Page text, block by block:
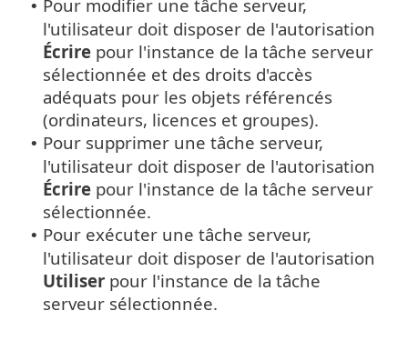
• Pour modifier une tâche serveur,
l'utilisateur doit disposer de l'autorisation
Écrire pour l'instance de la tâche serveur
sélectionnée et des droits d'accès
adéquats pour les objets référencés
(ordinateurs, licences et groupes).
• Pour supprimer une tâche serveur,
l'utilisateur doit disposer de l'autorisation
Écrire pour l'instance de la tâche serveur
sélectionnée.
• Pour exécuter une tâche serveur,
l'utilisateur doit disposer de l'autorisation
Utiliser pour l'instance de la tâche
serveur sélectionnée.